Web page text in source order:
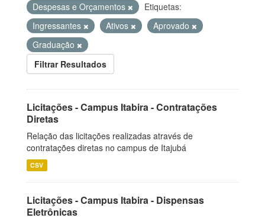
Despesas e Orçamentos
Etiquetas:
Ingressantes
Ativos
Aprovado
Graduação
Filtrar Resultados
Licitações - Campus Itabira - Contratações
Diretas
Relação das licitações realizadas através de
contratações diretas no campus de Itajubá
CSV
Licitações - Campus Itabira - Dispensas
Eletrônicas